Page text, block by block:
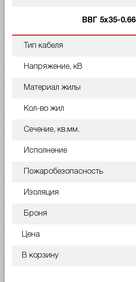
ВВГ 5х35-0.66
Тип кабеля
Напряжение, кВ
Материал жилы
Кол-во жил
Сечение, кв.мм.
Исполнение
Пожаробезопасность
Изоляция
Броня
Цена
В корзину